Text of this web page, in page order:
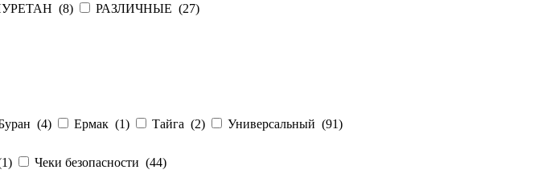
(8) РАЗЛИЧНЫЕ (27)
(4) Ермак (1) Тайга (2) Универсальный (91)
1) Чеки безопасности (44)